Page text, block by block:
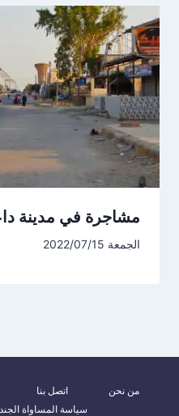
مشاجرة في مدينة
الجمعة 2022/07/15
من نحن اتصل بنا
سياسة المساواة